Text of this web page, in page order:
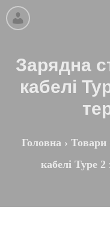
Зарядна
кабелі
Головна › Товари
кабелі Type